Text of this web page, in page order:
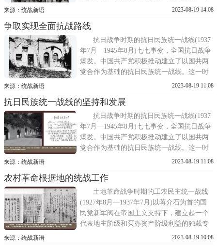
期，党的统一战线理论政策全面成熟并取得
争、党的建设是党的三大法宝著名论断。党
坚持抗日民族统一战线中独立自主的原则，
发展进步势力、争
来源：统战新语 2023-08-19 14:08
争取实现全面抗战路线
抗日战争时期的抗日民族统一战线(1937
年7月—1945年8月)七七事变，全国抗日战争
爆发。中国共产党积极推动建立了以国共两
党合作为基础的抗日民族统一战线。这一时
期，党的统一战线理论政策全面成熟并取得
争、党的建设是党的三大法宝著名论断。党
坚持抗日民族统一战线中独立自主的原则，
发展进步势力、争
来源：统战新语 2023-08-19 11:08
抗日民族统一战线的坚持和发展
抗日战争时期的抗日民族统一战线(1937
年7月—1945年8月)七七事变，全国抗日战争
爆发。中国共产党积极推动建立了以国共两
党合作为基础的抗日民族统一战线。这一时
期，党的统一战线理论政策全面成熟并取得
争、党的建设是党的三大法宝著名论断。党
坚持抗日民族统一战线中独立自主的原则，
发展进步势力、争
来源：统战新语 2023-08-19 11:08
农村革命根据地的统战工作
土地革命战争时期的工农民主统一战线
(1927年8月—1937年7月)以蒋介石为首的国
民党新军阀在帝国主义支持下，建立起一个
代表地主阶级和买办资产阶级利益的独裁专
制政权。中国共产党继续推进彻底地反帝反
来源：统战新语 2023-08-19 10:08